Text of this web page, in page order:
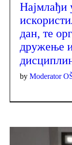
Најмлађи
дан, те
дружење
by Moderator